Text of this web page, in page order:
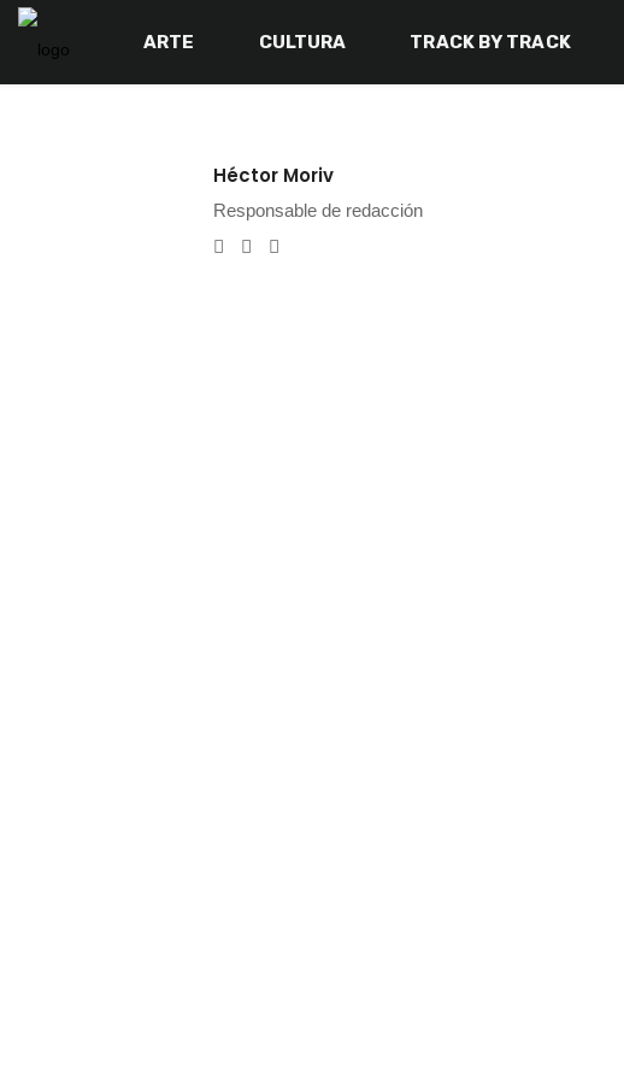
ARTE CULTURA TRACK BY TRACK
Héctor Moriv
Responsable de redacción
e-mailTwitter